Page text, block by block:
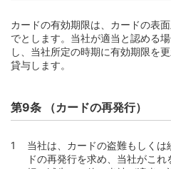
第72条 （元金定額リボルビ
式〕の支払額）
第73条 （元利定額リボルビ
式〕の支払額）
第75条 （約定支払日に支払
ピング利用手数料）
第76条 （ショッピングリボ
下回る場合の取扱い）
カードの有効期限は、カードの表
でとします。当社が適当と認める
し、当社所定の時期に有効期限を
貸与します。
第9条 （カードの再発行）
当社は、カードの盗難もしく
ドの再発行を求め、当社がこ